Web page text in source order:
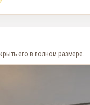
его в полном размере.